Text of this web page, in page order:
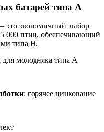
батарей типа А
это экономичный выбор
000 птиц, обеспечивающий
типа Н.
для молодняка типа А
: горячее цинкование